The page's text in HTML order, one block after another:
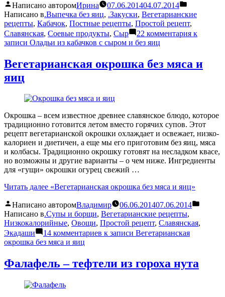
Написано авторомИрина 07.06.201404.07.2014
Написано в.Выпечка без яиц, .Закуски, Вегетарианские
рецепты, Кабачок, Постные рецепты, Простой рецепт,
Славянская, Соевые продукты, Сыр 22 комментария к
записи Оладьи из кабачков с сыром и без яиц
Вегетарианская окрошка без мяса и
яиц
Окрошка – всем известное древнее славянское блюдо, которое
традиционно готовится летом вместо горячих супов. Этот
рецепт вегетарианской окрошки охлаждает и освежает, низко-
калориен и диетичен, а еще мы его приготовим без яиц, мяса
и колбасы. Традиционно окрошку готовят на несладком квасе,
но возможны и другие варианты – о чем ниже. Ингредиенты
для «гущи» окрошки огурец свежий …
Читать далее «Вегетарианская окрошка без мяса и яиц»
Написано авторомВладимир 06.06.201407.06.2014
Написано в.Супы и борщи, Вегетарианские рецепты,
Низкокалорийные, Овощи, Простой рецепт, Славянская,
Экадаши
14 комментариев к записи Вегетарианская
окрошка без мяса и яиц
Фалафель – тефтели из гороха нута